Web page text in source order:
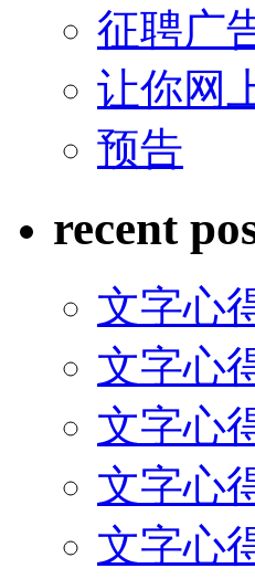
征聘广
让你网
预告
recent
文字心
文字心
文字心
文字心
文字心